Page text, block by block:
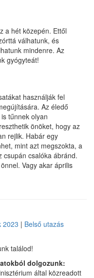
a hét közepén. Ettől
válhatunk, és
mindenre. Az
gyógyteát!
használják fel
Az éledő
tűnnek olyan
önöket, hogy az
rejlik. Habár egy
mint azt megszokta, a
csupán csalóka ábránd.
Vagy akar április
2023 | Belső utazás
találod!
dolgozunk:
által közreadott